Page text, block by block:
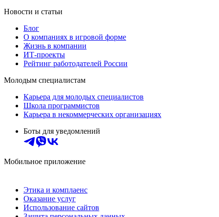
Новости и статьи
Блог
О компаниях в игровой форме
Жизнь в компании
ИТ-проекты
Рейтинг работодателей России
Молодым специалистам
Карьера для молодых специалистов
Школа программистов
Карьера в некоммерческих организациях
Боты для уведомлений
Мобильное приложение
Этика и комплаенс
Оказание услуг
Использование сайтов